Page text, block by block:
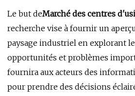
Le but deMarché des centres
recherche vise à fournir un
paysage industriel en explorant
opportunités et problèmes
fournira aux acteurs des
pour prendre des décisions